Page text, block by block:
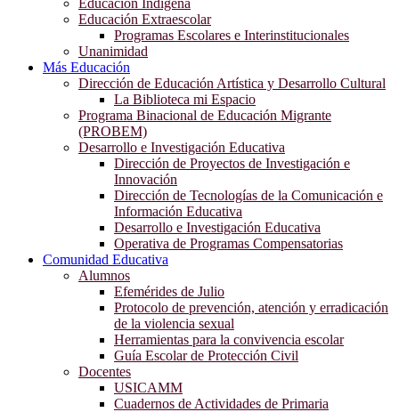
Educación Indígena
Educación Extraescolar
Programas Escolares e Interinstitucionales
Unanimidad
Más Educación
Dirección de Educación Artística y Desarrollo Cultural
La Biblioteca mi Espacio
Programa Binacional de Educación Migrante
(PROBEM)
Desarrollo e Investigación Educativa
Dirección de Proyectos de Investigación e
Innovación
Dirección de Tecnologías de la Comunicación e
Información Educativa
Desarrollo e Investigación Educativa
Operativa de Programas Compensatorias
Comunidad Educativa
Alumnos
Efemérides de Julio
Protocolo de prevención, atención y erradicación
de la violencia sexual
Herramientas para la convivencia escolar
Guía Escolar de Protección Civil
Docentes
USICAMM
Cuadernos de Actividades de Primaria